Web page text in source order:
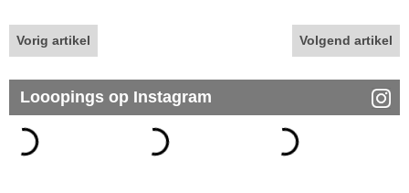
Vorig artikel Volgend artikel
Looopings op Instagram